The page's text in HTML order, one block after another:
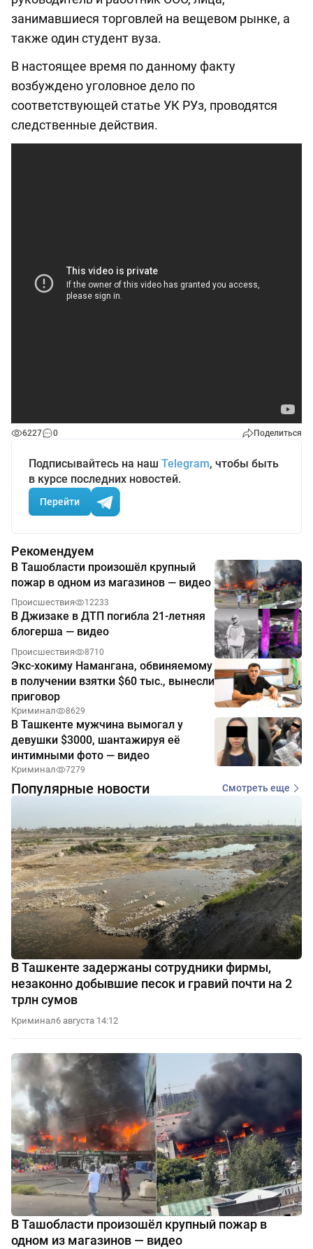
занимавшиеся торговлей на вещевом рынке, а
также один студент вуза.
В настоящее время по данному факту
возбуждено уголовное дело по
соответствующей статье УК РУз, проводятся
следственные действия.
6227 0 Поделиться
Подписывайтесь на наш Telegram, чтобы быть
в курсе последних новостей.
Перейти
Рекомендуем
В Ташобласти произошёл крупный
пожар в одном из магазинов — видео
Происшествия 12233
В Джизаке в ДТП погибла 21-летняя
блогерша — видео
Происшествия 8710
Экс-хокиму Намангана, обвиняемому
в получении взятки $60 тыс., вынесли
приговор
Криминал 8629
В Ташкенте мужчина вымогал у
девушки $3000, шантажируя её
интимными фото — видео
Криминал 7279
Популярные новости Смотреть еще
В Ташкенте задержаны сотрудники фирмы,
незаконно добывшие песок и гравий почти на 2
трлн сумов
Криминал6 августа 14:12
В Ташобласти произошёл крупный пожар в
одном из магазинов — видео